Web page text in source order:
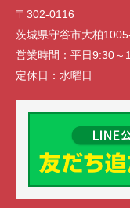
〒302-0116
茨城県守谷市大柏
営業時間： 平日9:30～
定休日： 水曜日